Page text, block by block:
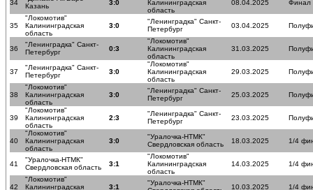
34
Казань
3:0
Калининградская
область
08.04.2025 Финал
35
"Локомотив"
Калининградская
область
3:0
"Ленинградка" Санкт-
Петербург
03.04.2025
36
"Ленинградка" Санкт-
Петербург
0:3
"Локомотив"
Калининградская
область
31.03.2025
37
"Ленинградка" Санкт-
Петербург
3:0
"Локомотив"
Калининградская
область
29.03.2025
38
"Локомотив"
Калининградская
область
3:0
"Ленинградка" Санкт-
Петербург
25.03.2025
39
"Локомотив"
Калининградская
область
2:3
"Ленинградка" Санкт-
Петербург
23.03.2025
40
"Локомотив"
Калининградская
область
3:0
"Уралочка-НТМК"
Свердловская область
18.03.2025 1/4
41
"Уралочка-НТМК"
Свердловская область
3:1
"Локомотив"
Калининградская
область
14.03.2025 1/4
42
"Локомотив"
Калининградская
3:1
"Уралочка-НТМК"
10.03.2025 1/4